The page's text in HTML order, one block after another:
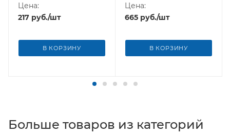
Цена:
217 руб./шт
В КОРЗИНУ
Цена:
665 руб./шт
В КОРЗИНУ
Больше товаров из категорий